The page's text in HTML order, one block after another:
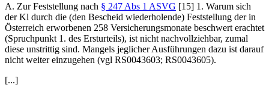
A. Zur Feststellung nach § 247 Abs 1 ASVG [15] 1. Warum sich
der Kl durch die (den Bescheid wiederholende) Feststellung der in
Österreich erworbenen 258 Versicherungsmonate beschwert erachtet
(Spruchpunkt 1. des Ersturteils), ist nicht nachvollziehbar, zumal
diese unstrittig sind. Mangels jeglicher Ausführungen dazu ist darauf
nicht weiter einzugehen (vgl RS0043603; RS0043605).
[...]